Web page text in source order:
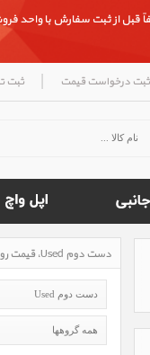
از ثبت سفارش با واحد فروش
ثبت درخواست قیمت | ثبت
دست دوم Used، قیمت روز خرید و فروش و مشخصات فنی دست دوم Used